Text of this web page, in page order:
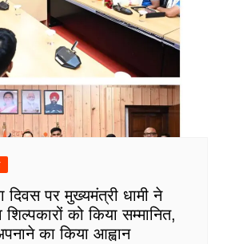
दिवस पर मुख्यमंत्री धामी ने
को किया सम्मानित,
का किया आह्वान